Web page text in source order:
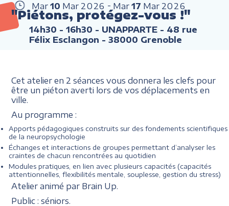
Mar 10 Mar 2026 Mar 17 Mar 2026
"Piétons, protégez-vous !"
14h30 - 16h30 - UNAPPARTE - 48 rue
Félix Esclangon - 38000 Grenoble
Cet atelier en 2 séances vous donnera les clefs pour
être un piéton averti lors de vos déplacements en
ville.
Au programme :
Apports pédagogiques construits sur des fondements scientifiques
de la neuropsychologie
Échanges et interactions de groupes permettant d’analyser les
craintes de chacun rencontrées au quotidien
Modules pratiques, en lien avec plusieurs capacités (capacités
attentionnelles, flexibilités mentale, souplesse, gestion du stress)
Atelier animé par Brain Up.
Public : séniors.